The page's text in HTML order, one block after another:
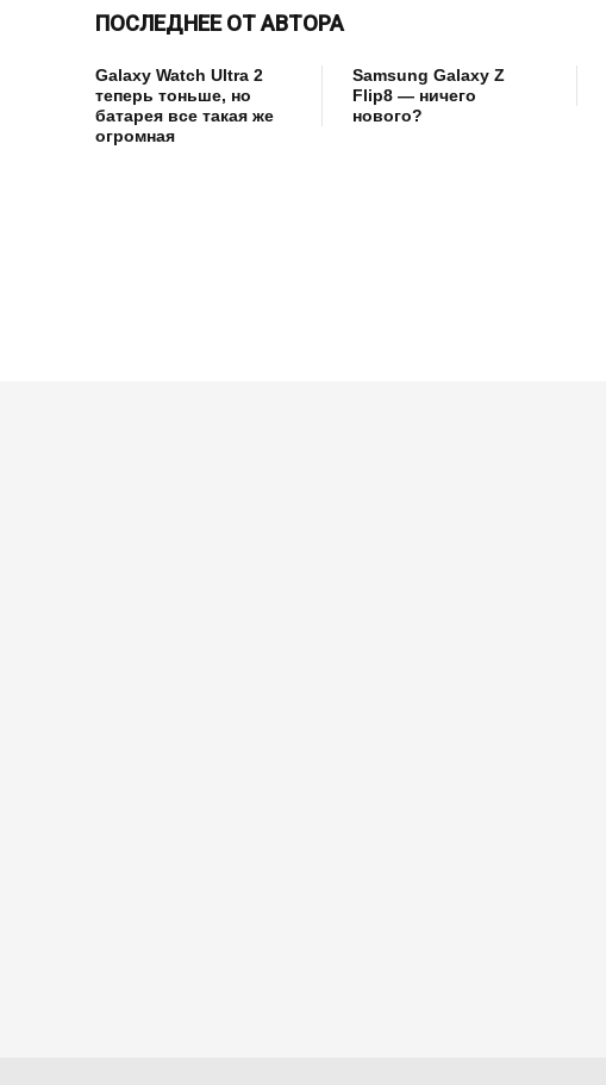
ПОСЛЕДНЕЕ ОТ АВТОРА
Galaxy Watch Ultra 2
теперь тоньше, но
батарея все такая же
огромная
Samsung Galaxy Z
Flip8 — ничего
нового?